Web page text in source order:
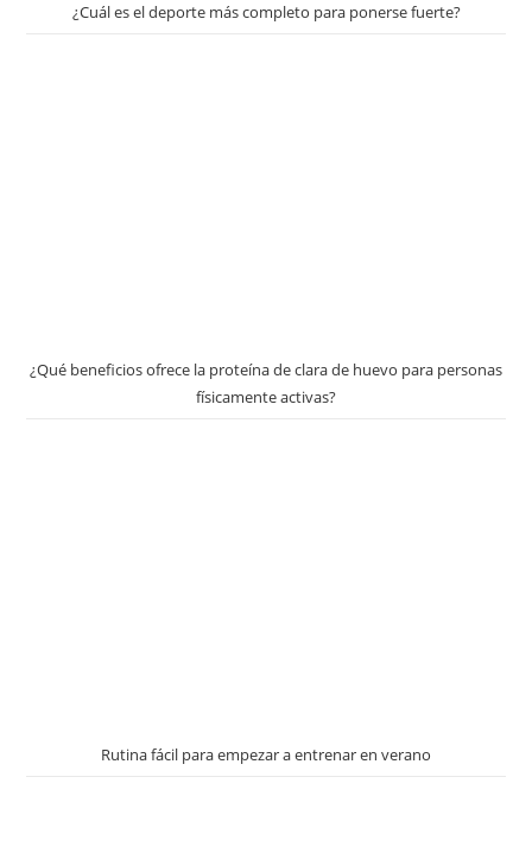
¿Cuál es el deporte más completo para ponerse fuerte?
¿Qué beneficios ofrece la proteína de clara de huevo para personas
físicamente activas?
Rutina fácil para empezar a entrenar en verano